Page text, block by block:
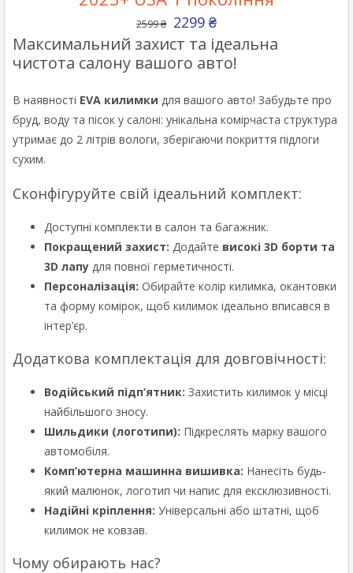
2599₴ 2299 ₴
Максимальний захист та ідеальна
чистота салону вашого авто!
В наявності EVA килимки для вашого авто! Забудьте про
бруд, воду та пісок у салоні: унікальна комірчаста структура
утримає до 2 літрів вологи, зберігаючи покриття підлоги
сухим.
Сконфігуруйте свій ідеальний комплект:
Доступні комплекти в салон та багажник.
Покращений захист: Додайте високі 3D борти та
3D лапу для повної герметичності.
Персоналізація: Обирайте колір килимка, окантовки
та форму комірок, щоб килимок ідеально вписався в
інтер’єр.
Додаткова комплектація для довговічності:
Водійський підп’ятник: Захистить килимок у місці
найбільшого зносу.
Шильдики (логотипи): Підкреслять марку вашого
автомобіля.
Комп’ютерна машинна вишивка: Нанесіть будь-
який малюнок, логотип чи напис для ексклюзивності.
Надійні кріплення: Універсальні або штатні, щоб
килимок не ковзав.
Чому обирають нас?